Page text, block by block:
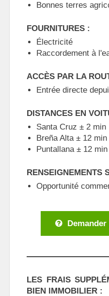
Bonnes terres
FOURNITURES :
Électricité
Raccordement à
ACCÈS PAR LA
Entrée directe
DISTANCES EN
Santa Cruz ± 2 min
Breña Alta ± 12 min
Puntallana ± 12 min
RENSEIGNEMENTS
Opportunité
LES FRAIS
BIEN IMMOBILIER :